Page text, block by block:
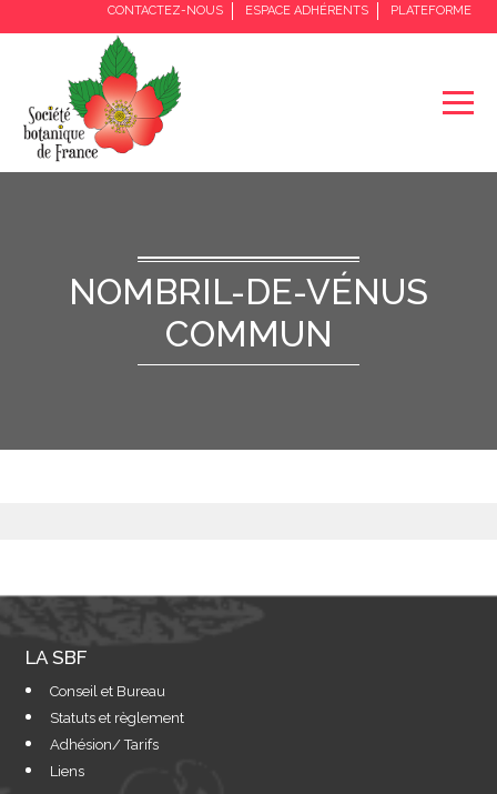
CONTACTEZ-NOUS ESPACE ADHÉRENTS PLATEFORME
NOMBRIL-DE-VÉNUS
COMMUN
LA SBF
Conseil et Bureau
Statuts et règlement
Adhésion/ Tarifs
Liens